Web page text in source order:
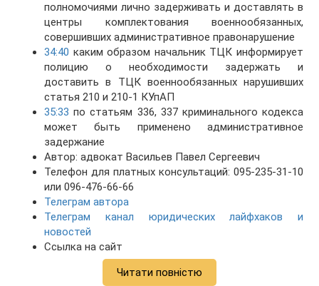
полномочиями лично задерживать и доставлять в
центры комплектования военнообязанных,
совершивших административное правонарушение
34:40 каким образом начальник ТЦК информирует
полицию о необходимости задержать и
доставить в ТЦК военнообязанных нарушивших
статья 210 и 210-1 КУпАП
35:33 по статьям 336, 337 криминального кодекса
может быть применено административное
задержание
Автор: адвокат Васильев Павел Сергеевич
Телефон для платных консультаций: 095-235-31-10
или 096-476-66-66
Телеграм автора
Телеграм канал юридических лайфхаков и
новостей
Ссылка на сайт
Читати повністю